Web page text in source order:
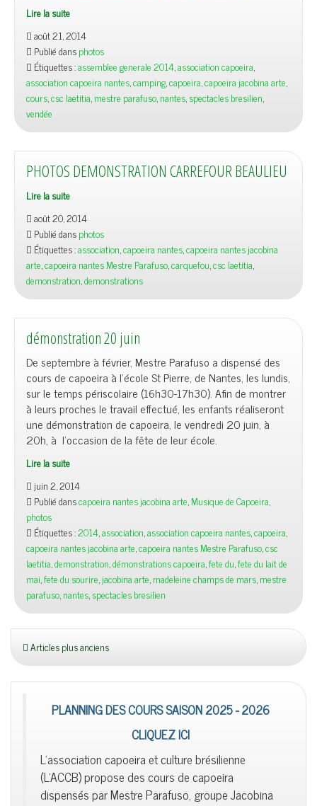
Lire la suite
août 21, 2014
Publié dansphotos
Étiquettes :assemblee generale 2014,association capoeira,
association capoeira nantes,camping,capoeira,capoeira jacobina arte,
cours,csc laetitia,mestre parafuso,nantes,spectacles bresilien,
vendée
PHOTOS DEMONSTRATION CARREFOUR BEAULIEU
Lire la suite
août 20, 2014
Publié dansphotos
Étiquettes :association,capoeira nantes,capoeira nantes jacobina
arte,capoeira nantes Mestre Parafuso,carquefou,csc laetitia,
demonstration,demonstrations
démonstration 20 juin
De septembre à février, Mestre Parafuso a dispensé des
cours de capoeira à l’école St Pierre, de Nantes, les lundis,
sur le temps périscolaire (16h30-17h30). Afin de montrer
à leurs proches le travail effectué, les enfants réaliseront
une démonstration de capoeira, le vendredi 20 juin, à
20h, à l’occasion de la fête de leur école.
Lire la suite
juin 2, 2014
Publié danscapoeira nantes jacobina arte,Musique de Capoeira,
photos
Étiquettes :2014,association,association capoeira nantes,capoeira,
capoeira nantes jacobina arte,capoeira nantes Mestre Parafuso,csc
laetitia,demonstration,démonstrations capoeira,fete du,fete du lait de
mai,fete du sourire,jacobina arte,madeleine champs de mars,mestre
parafuso,nantes,spectacles bresilien
Articles plus anciens
PLANNING DES COURS SAISON 2025 - 2026
CLIQUEZ ICI
L'association capoeira et culture brésilienne
(L'ACCB) propose des cours de capoeira
dispensés par Mestre Parafuso, groupe Jacobina